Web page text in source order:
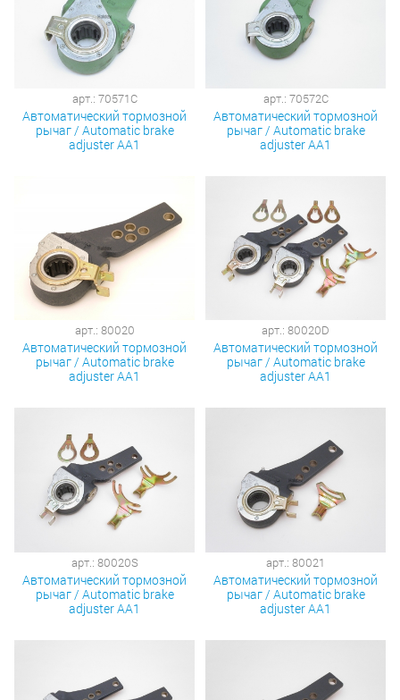
арт.: 70571C
Автоматический тормозной
рычаг / Automatic brake
adjuster AA1
арт.: 70572C
Автоматический тормозной
рычаг / Automatic brake
adjuster AA1
арт.: 80020
Автоматический тормозной
рычаг / Automatic brake
adjuster AA1
арт.: 80020D
Автоматический тормозной
рычаг / Automatic brake
adjuster AA1
арт.: 80020S
Автоматический тормозной
рычаг / Automatic brake
adjuster AA1
арт.: 80021
Автоматический тормозной
рычаг / Automatic brake
adjuster AA1